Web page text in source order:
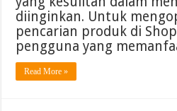
diinginkan. Untuk
pencarian produk di
pengguna yang
Read More »